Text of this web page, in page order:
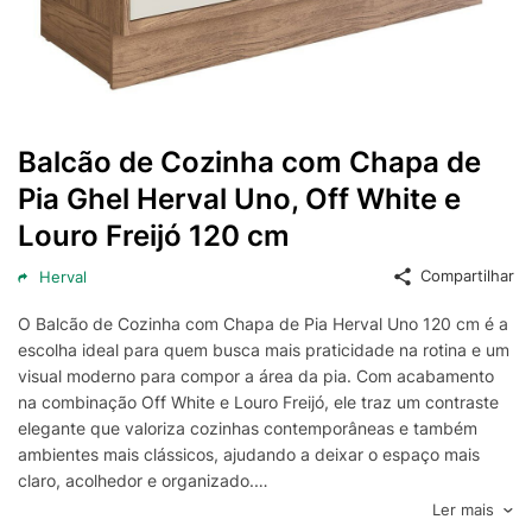
Balcão de Cozinha com Chapa de
Pia Ghel Herval Uno, Off White e
Louro Freijó 120 cm
Herval Compartilhar
O Balcão de Cozinha com Chapa de Pia Herval Uno 120 cm é a
escolha ideal para quem busca mais praticidade na rotina e um
visual moderno para compor a área da pia. Com acabamento
na combinação Off White e Louro Freijó, ele traz um contraste
elegante que valoriza cozinhas contemporâneas e também
ambientes mais clássicos, ajudando a deixar o espaço mais
claro, acolhedor e organizado.
Com 120 cm de largura, este balcão de cozinha oferece uma
Ler mais